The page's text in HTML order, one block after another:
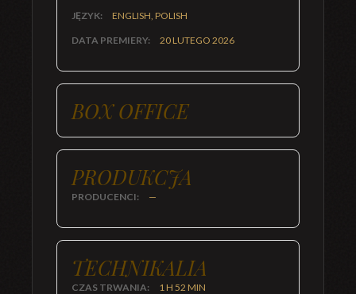
JĘZYK: ENGLISH, POLISH
DATA PREMIERY: 20 LUTEGO 2026
BOX OFFICE
PRODUKCJA
PRODUCENCI: —
TECHNIKALIA
CZAS TRWANIA: 1 H 52 MIN